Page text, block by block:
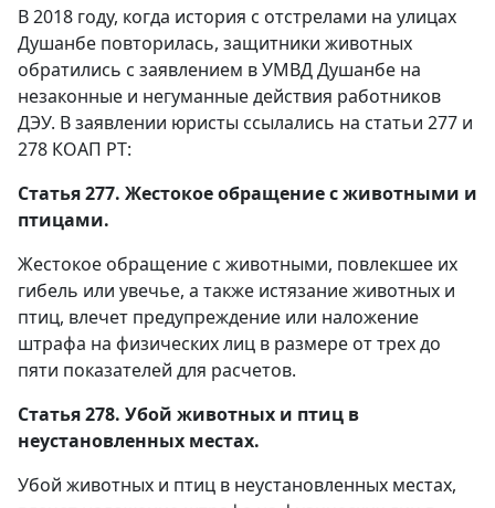
В 2018 году, когда история с отстрелами на улицах
Душанбе повторилась, защитники животных
обратились с заявлением в УМВД Душанбе на
незаконные и негуманные действия работников
ДЭУ. В заявлении юристы ссылались на статьи 277 и
278 КОАП РТ:
Статья 277. Жестокое обращение с животными и
птицами.
Жестокое обращение с животными, повлекшее их
гибель или увечье, а также истязание животных и
птиц, влечет предупреждение или наложение
штрафа на физических лиц в размере от трех до
пяти показателей для расчетов.
Статья 278. Убой животных и птиц в
неустановленных местах.
Убой животных и птиц в неустановленных местах,